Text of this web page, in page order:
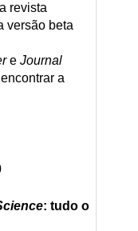
revista
versão beta
e Journal
a
: tudo o